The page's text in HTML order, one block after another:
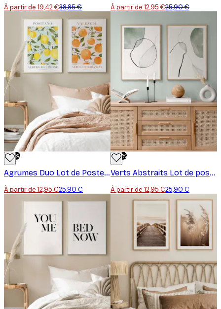
À partir de 19,42 €38,85 € À partir de 12,95 €25,90 €
-50%
Agrumes Duo Lot de Posters
À partir de 12,95 €25,90 €
-50%
Verts Abstraits Lot de posters
À partir de 12,95 €25,90 €